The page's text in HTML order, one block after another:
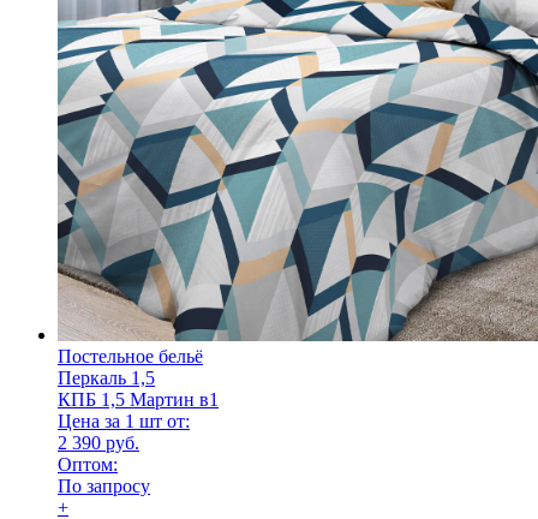
Постельное бельё
Перкаль 1,5
КПБ 1,5 Мартин в1
Цена за 1 шт от:
2 390 руб.
Оптом:
По запросу
+